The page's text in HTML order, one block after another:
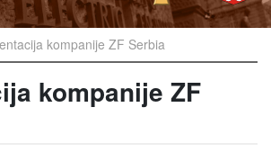
kompanije ZF Serbia
kompanije ZF